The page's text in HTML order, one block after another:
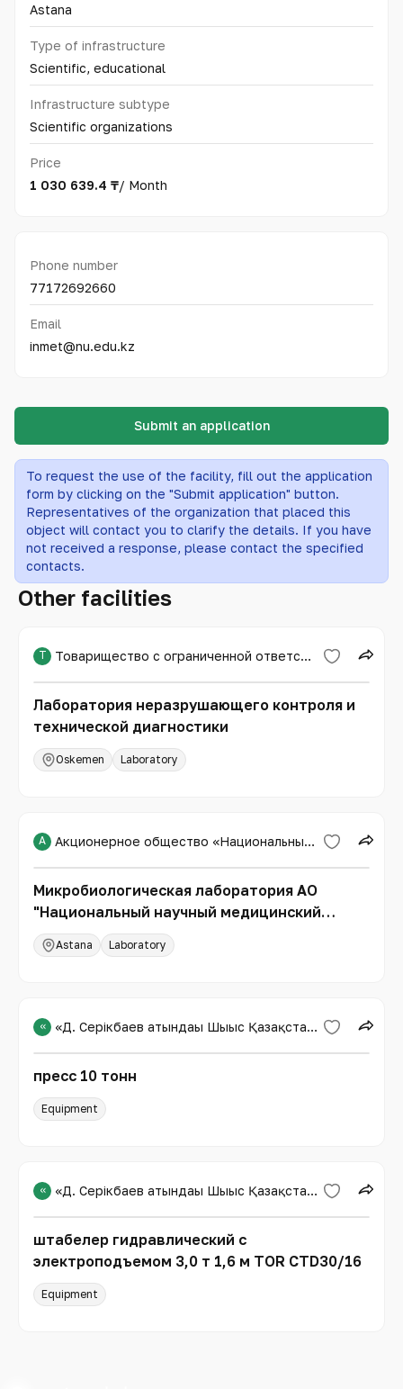
Astana
Type of infrastructure
Scientific, educational
Infrastructure subtype
Scientific organizations
Price
1 030 639.4 ₸/ Month
Phone number
77172692660
Email
inmet@nu.edu.kz
Submit an application
To request the use of the facility, fill out the application
form by clicking on the "Submit application" button.
Representatives of the organization that placed this
object will contact you to clarify the details. If you have
not received a response, please contact the specified
contacts.
Other facilities
Т Товарищество с ограниченной ответственностью «Expert PRO»
Лаборатория неразрушающего контроля и
технической диагностики
Oskemen Laboratory
А Акционерное общество «Национальный научный медицинский центр»
Микробиологическая лаборатория АО
"Национальный научный медицинский
центр"
Astana Laboratory
« «Д. Серікбаев атындағы Шығыс Қазақстан техникалық университеті»
пресс 10 тонн
Equipment
« «Д. Серікбаев атындағы Шығыс Қазақстан техникалық университеті»
штабелер гидравлический с
электроподъемом 3,0 т 1,6 м TOR CTD30/16
Equipment